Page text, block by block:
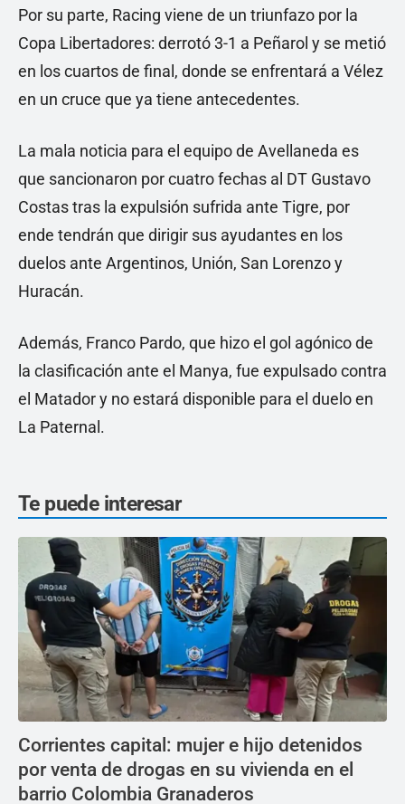
Por su parte, Racing viene de un triunfazo por la
Copa Libertadores: derrotó 3-1 a Peñarol y se metió
en los cuartos de final, donde se enfrentará a Vélez
en un cruce que ya tiene antecedentes.
La mala noticia para el equipo de Avellaneda es
que sancionaron por cuatro fechas al DT Gustavo
Costas tras la expulsión sufrida ante Tigre, por
ende tendrán que dirigir sus ayudantes en los
duelos ante Argentinos, Unión, San Lorenzo y
Huracán.
Además, Franco Pardo, que hizo el gol agónico de
la clasificación ante el Manya, fue expulsado contra
el Matador y no estará disponible para el duelo en
La Paternal.
Te puede interesar
Corrientes capital: mujer e hijo detenidos
por venta de drogas en su vivienda en el
barrio Colombia Granaderos